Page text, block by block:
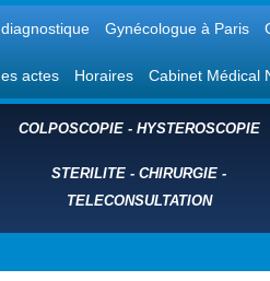
Gynécologue à Paris
actes Horaires Cabinet Médical
COLPOSCOPIE- HYSTEROSCOPIE
STERILITE -CHIRURGIE -
TELECONSULTATION